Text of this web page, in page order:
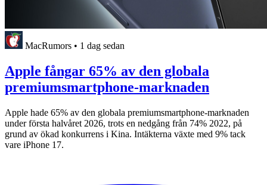
MacRumors • 1 dag sedan
Apple fångar 65% av den globala
premiumsmartphone-marknaden
Apple hade 65% av den globala premiumsmartphone-marknaden
under första halvåret 2026, trots en nedgång från 74% 2022, på
grund av ökad konkurrens i Kina. Intäkterna växte med 9% tack
vare iPhone 17.